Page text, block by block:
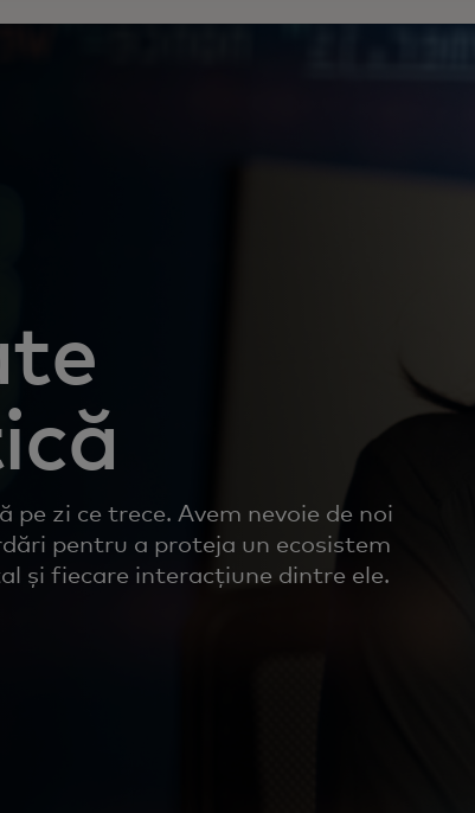
zi ce trece. Avem nevoie de noi
pentru a proteja un ecosistem
și fiecare interacțiune dintre ele.